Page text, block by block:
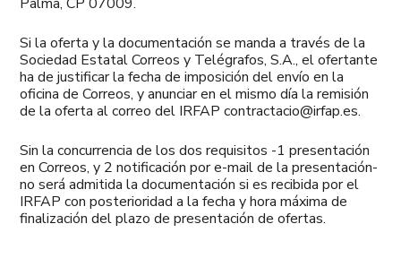
Palma, CP 07009.
Si la oferta y la documentación se manda a través de la
Sociedad Estatal Correos y Telégrafos, S.A., el ofertante
ha de justificar la fecha de imposición del envío en la
oficina de Correos, y anunciar en el mismo día la remisión
de la oferta al correo del IRFAP contractacio@irfap.es.
Sin la concurrencia de los dos requisitos -1 presentación
en Correos, y 2 notificación por e-mail de la presentación-
no será admitida la documentación si es recibida por el
IRFAP con posterioridad a la fecha y hora máxima de
finalización del plazo de presentación de ofertas.